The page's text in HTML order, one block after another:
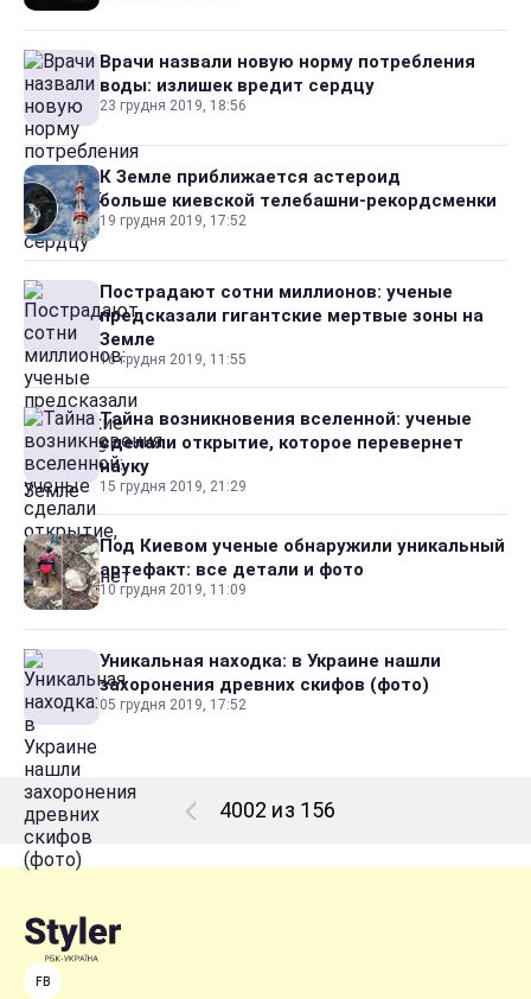
Врачи назвали новую норму потребления
воды: излишек вредит сердцу
23 грудня 2019, 18:56
К Земле приближается астероид
больше киевской телебашни-рекордсменки
19 грудня 2019, 17:52
Пострадают сотни миллионов: ученые
предсказали гигантские мертвые зоны на
Земле
16 грудня 2019, 11:55
Тайна возникновения вселенной: ученые
сделали открытие, которое перевернет
науку
15 грудня 2019, 21:29
Под Киевом ученые обнаружили уникальный
артефакт: все детали и фото
10 грудня 2019, 11:09
Уникальная находка: в Украине нашли
захоронения древних скифов (фото)
05 грудня 2019, 17:52
4002 из 156
FB